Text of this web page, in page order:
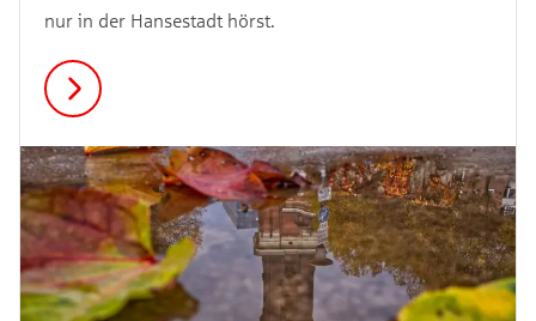
nur in der Hansestadt hörst.